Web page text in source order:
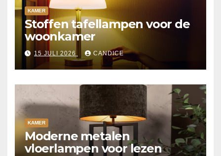
KAMER
Stoffen tafellampen voor de
woonkamer
15 JULI 2026 CANDICE
KAMER
Moderne metalen
vloerlampen voor lezen